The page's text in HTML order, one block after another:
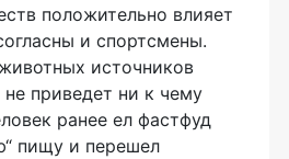
положительно влияет
и спортсмены.
источников
приведет ни к чему
ранее ел фастфуд
пищу и перешел